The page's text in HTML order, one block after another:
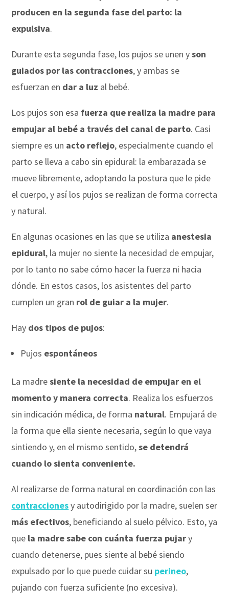
producen en la segunda fase del parto: la
expulsiva.
Durante esta segunda fase, los pujos se unen yson
guiados por las contracciones, y ambas se
esfuerzan en dar a luz al bebé.
Los pujos son esa fuerza que realiza la madre para
empujar al bebé a través del canal de parto. Casi
siempre es un acto reflejo, especialmente cuando el
parto se lleva a cabo sin epidural: la embarazada se
mueve libremente, adoptando la postura que le pide
el cuerpo, y así los pujos se realizan de forma correcta
y natural.
En algunas ocasiones en las que se utiliza anestesia
epidural, la mujer no siente la necesidad de empujar,
por lo tanto no sabe cómo hacer la fuerza ni hacia
dónde. En estos casos, los asistentes del parto
cumplen un gran rol de guiar a la mujer.
Hay dos tipos de pujos:
Pujos espontáneos
La madresiente la necesidad de empujar en el
momento y manera correcta. Realiza los esfuerzos
sin indicación médica, de forma natural. Empujará de
la forma que ella siente necesaria, según lo que vaya
sintiendo y, en el mismo sentido,se detendrá
cuando lo sienta conveniente.
Al realizarse de forma natural en coordinación con las
contraccionesy autodirigido por la madre, suelen ser
más efectivos, beneficiando al suelo pélvico. Esto, ya
que la madre sabe con cuánta fuerza pujary
cuando detenerse, pues siente al bebé siendo
expulsado por lo que puede cuidar su perineo,
pujando con fuerza suficiente (no excesiva).